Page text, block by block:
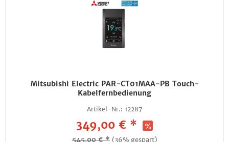
Mitsubishi Electric PAR-CT01MAA-PB Touch-
Kabelfernbedienung
Artikel-Nr.: 12287
349,00 € *
545,00 € * (36% gespart)